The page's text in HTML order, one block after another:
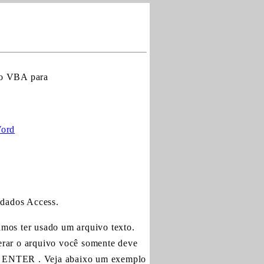
VBA para
Access.
ter usado um arquivo texto.
o arquivo você somente deve
. Veja abaixo um exemplo